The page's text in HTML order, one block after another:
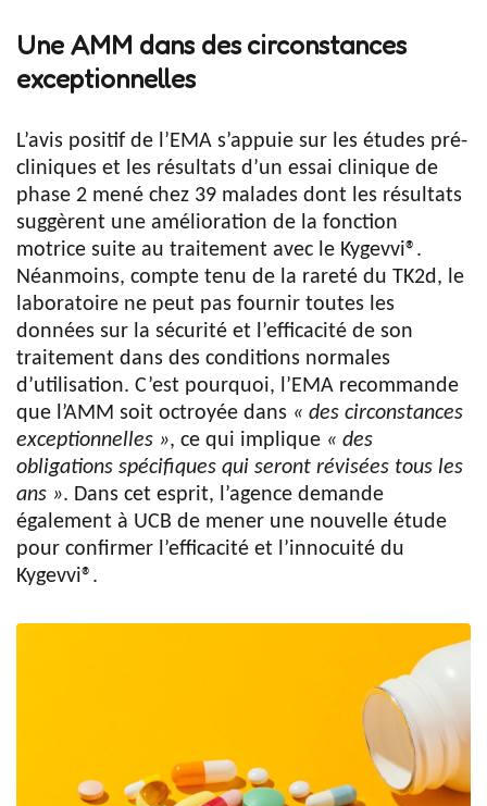
Une AMM dans des circonstances
exceptionnelles
L’avis positif de l’EMA s’appuie sur les études pré-
cliniques et les résultats d’un essai clinique de
phase 2 mené chez 39 malades dont les résultats
suggèrent une amélioration de la fonction
motrice suite au traitement avec le Kygevvi®.
Néanmoins, compte tenu de la rareté du TK2d, le
laboratoire ne peut pas fournir toutes les
données sur la sécurité et l’efficacité de son
traitement dans des conditions normales
d’utilisation. C’est pourquoi, l’EMA recommande
que l’AMM soit octroyée dans « des circonstances
exceptionnelles », ce qui implique « des
obligations spécifiques qui seront révisées tous les
ans ». Dans cet esprit, l’agence demande
également à UCB de mener une nouvelle étude
pour confirmer l’efficacité et l’innocuité du
Kygevvi®.